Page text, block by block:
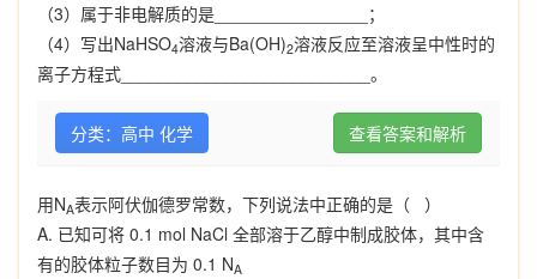
（3）属于非电解质的是
；
（4）写出NaHSO4溶液与Ba(OH)2溶液反应至溶液呈中性时的
离子方程式
。
分类：高中 化学 查看答案和解析
用NA表示阿伏伽德罗常数，下列说法中正确的是（
）
A. 已知可将 0.1 mol NaCl 全部溶于乙醇中制成胶体，其中含
有的胶体粒子数目为 0.1 NA